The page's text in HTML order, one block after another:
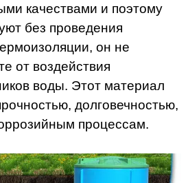
качествами и поэтому
без проведения
он не
от воздействия
воды. Этот материал
долговечностью,
процессам.